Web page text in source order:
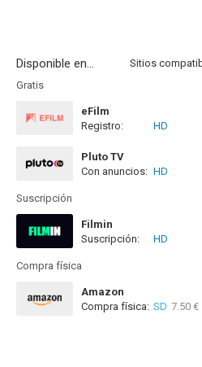
Disponible en...
Gratis
eFilm
Registro:
HD
Pluto TV
Con anuncios: HD
Suscripción
Filmin
Disponible hasta el Jue,
Suscripción: HD
Compra física
Amazon
Compra física: SD 7.50 €